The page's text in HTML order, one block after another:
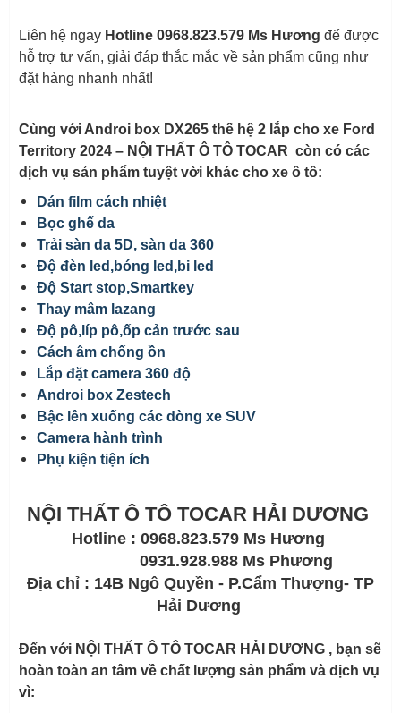
Liên hệ ngay Hotline 0968.823.579 Ms Hương để được
hỗ trợ tư vấn, giải đáp thắc mắc về sản phẩm cũng như
đặt hàng nhanh nhất!
Cùng với Androi box DX265 thế hệ 2 lắp cho xe Ford
Territory 2024 – NỘI THẤT Ô TÔ TOCAR còn có các
dịch vụ sản phẩm tuyệt vời khác cho xe ô tô:
Dán film cách nhiệt
Bọc ghế da
Trải sàn da 5D, sàn da 360
Độ đèn led,bóng led,bi led
Độ Start stop,Smartkey
Thay mâm lazang
Độ pô,líp pô,ốp cản trước sau
Cách âm chống ồn
Lắp đặt camera 360 độ
Androi box Zestech
Bậc lên xuống các dòng xe SUV
Camera hành trình
Phụ kiện tiện ích
NỘI THẤT Ô TÔ TOCAR HẢI DƯƠNG
Hotline : 0968.823.579 Ms Hương
0931.928.988 Ms Phương
Địa chỉ : 14B Ngô Quyền - P.Cẩm Thượng- TP
Hải Dương
Đến với NỘI THẤT Ô TÔ TOCAR HẢI DƯƠNG , bạn sẽ
hoàn toàn an tâm về chất lượng sản phẩm và dịch vụ
vì: